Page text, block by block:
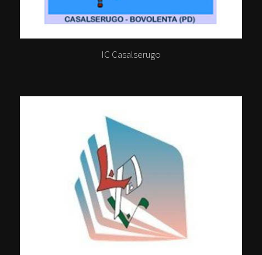
IC Casalserugo